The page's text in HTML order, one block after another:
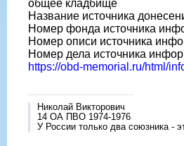
общее кладбище
Название источника
Номер фонда источника
Номер описи источника
Номер дела источника
https://obd-memorial.ru/html/
Николай Викторович
14 ОА ПВО 1974-1976
У России только два союзника -